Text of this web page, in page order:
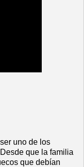
uno de los
que la familia
que debían